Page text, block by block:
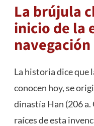
La brújula
inicio de la
navegación
La historia dice que
conocen hoy, se
dinastía Han (206 a.
raíces de esta